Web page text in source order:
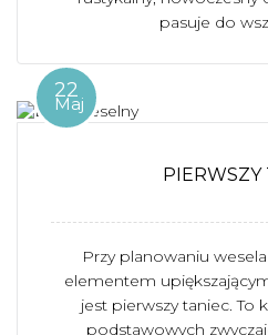
pasuje do
22
Maj
PIERWSZY
Przy planowaniu
elementem
jest pierwszy taniec. To
podstawowych